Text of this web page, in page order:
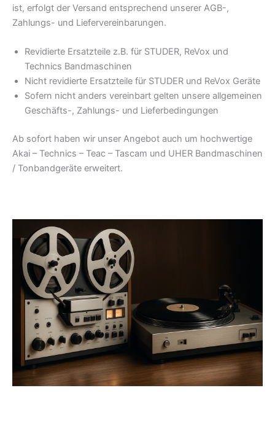
ist, erfolgt der Versand entsprechend unserer AGB-,
Zahlungs- und Liefervereinbarungen.
Revidierte Ersatzteile z.B. für STUDER, ReVox und
Technics Bandmaschinen
Nicht revidierte Ersatzteile für STUDER und ReVox Geräte
Sofern nicht anders vereinbart gelten unsere allgemeinen
Geschäfts-, Zahlungs- und Lieferbedingungen
Ab sofort haben wir unser Angebot auch um hochwertige
Akai – Technics – Teac – Tascam und UHER Bandmaschinen
/ Tonbandgeräte erweitert.